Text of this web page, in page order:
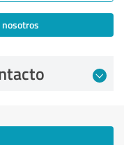
nosotros